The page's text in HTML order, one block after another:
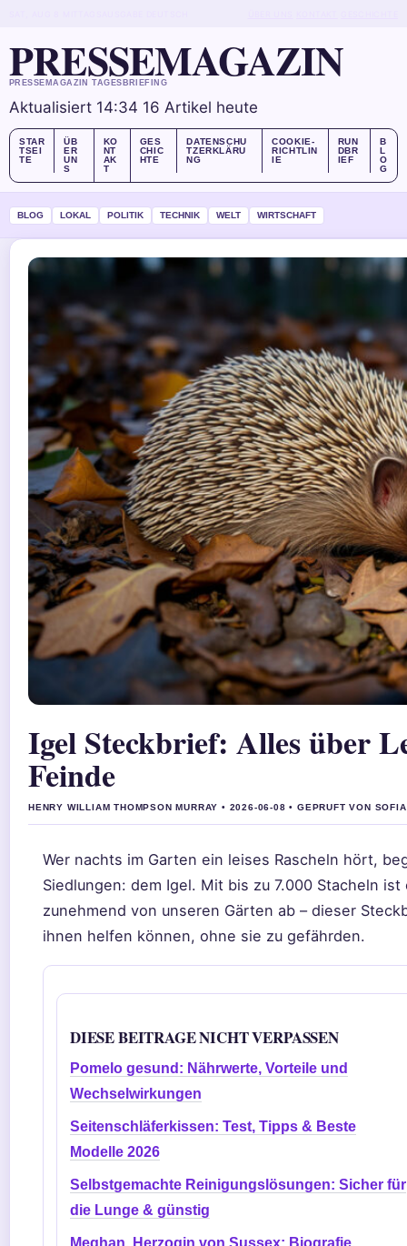
PRESSEMAGAZIN
PRESSEMAGAZIN TAGESBRIEFING
Aktualisiert 14:34 16 Artikel heute
STAR
TSEI
TE
ÜB
ER
UN
S
KO
NT
AK
T
GES
CHIC
HTE
DATENSCHU
TZERKLÄRU
NG
COOKIE-
RICHTLIN
IE
RUN
DBR
IEF
B
L
O
G
BLOG LOKAL POLITIK TECHNIK WELT WIRTSCHAFT
Igel Steckbrief: Alles über
Feinde
HENRY WILLIAM THOMPSON MURRAY • 2026-06-08 • GEPRUFT VON
Wer nachts im Garten ein leises Rascheln hört,
Siedlungen: dem Igel. Mit bis zu 7.000 Stacheln
zunehmend von unseren Gärten ab – dieser
ihnen helfen können, ohne sie zu gefährden.
DIESE BEITRAGE NICHT VERPASSEN
Pomelo gesund: Nährwerte, Vorteile und
Wechselwirkungen
Seitenschläferkissen: Test, Tipps & Beste
Modelle 2026
Selbstgemachte Reinigungslösungen: Sicher für
die Lunge & günstig
Meghan, Herzogin von Sussex: Biografie,